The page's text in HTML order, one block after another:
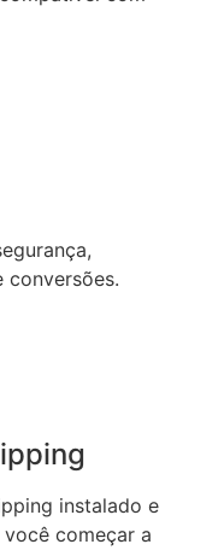
conversões.
instalado e
começar a